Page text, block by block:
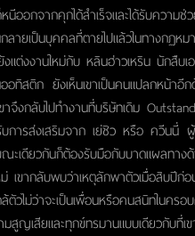
จากคุกได้สำเร็จและได้รับความช่ว
ายเป็นบุคคลที่ตายไปแล้วในทางกฏ
งงานใหม่กับ หลินฮ่าวเหริน นักสืบ
ทิสติก ยังเห็นเขาเป็นคนแปลกหน้า
งกลับไปทำงานที่บริษัทเดิม
การส่งเสริมจาก เย่ชิว หรือ ควีนนี่
เดียวกันก็ต้องรับมือกับบาดแผลทาง
เขากลับพบว่าเหตุลักพาตัวเมื่อสิบปี
ไม่ว่าจะเป็นเพื่อนหรือคนสนิทในคร
ญเสียและทุกข์ทรมานแบบเดียวกับที่เข